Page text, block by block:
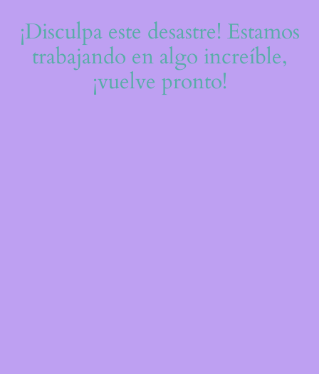
¡Disculpa este desastre! Estamos
trabajando en algo increíble,
¡vuelve pronto!